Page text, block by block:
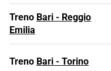
Treno Bari - Reggio
Emilia
Treno Bari - Torino